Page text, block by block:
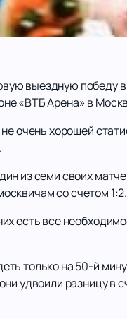
выездную победу
«ВТБ Арена» в
очень хорошей
из семи своих
со счетом 1:2.
есть все
только на 50-й
удвоили разницу в